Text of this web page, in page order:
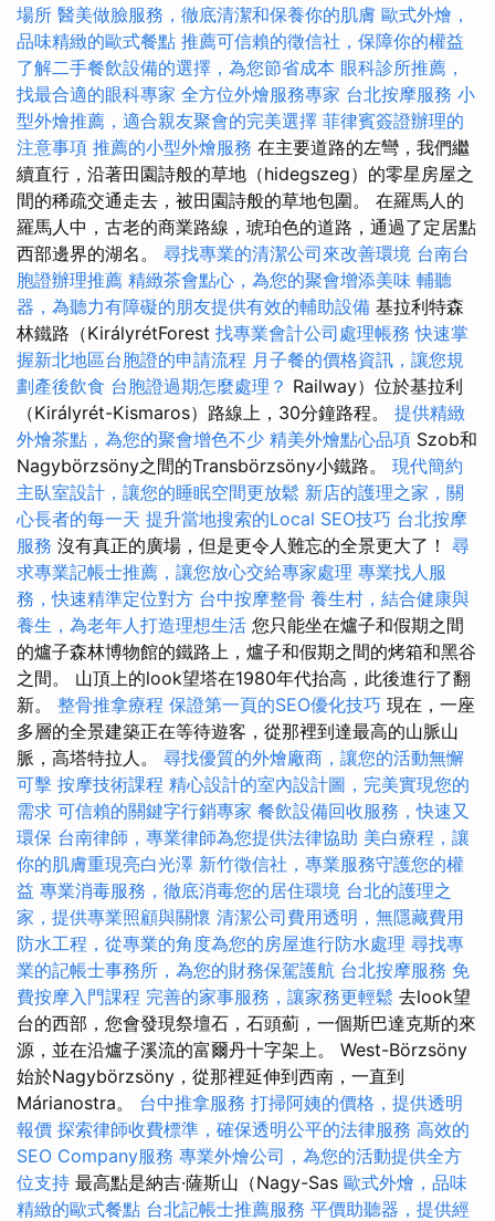
場所 醫美做臉服務，徹底清潔和保養你的肌膚 歐式外燴，
品味精緻的歐式餐點 推薦可信賴的徵信社，保障你的權益
了解二手餐飲設備的選擇，為您節省成本 眼科診所推薦，
找最合適的眼科專家 全方位外燴服務專家 台北按摩服務 小
型外燴推薦，適合親友聚會的完美選擇 菲律賓簽證辦理的
注意事項 推薦的小型外燴服務 在主要道路的左彎，我們繼
續直行，沿著田園詩般的草地（hidegszeg）的零星房屋之
間的稀疏交通走去，被田園詩般的草地包圍。 在羅馬人的
羅馬人中，古老的商業路線，琥珀色的道路，通過了定居點
西部邊界的湖名。 尋找專業的清潔公司來改善環境 台南台
胞證辦理推薦 精緻茶會點心，為您的聚會增添美味 輔聽
器，為聽力有障礙的朋友提供有效的輔助設備 基拉利特森
林鐵路（KirályrétForest 找專業會計公司處理帳務 快速掌
握新北地區台胞證的申請流程 月子餐的價格資訊，讓您規
劃產後飲食 台胞證過期怎麼處理？ Railway）位於基拉利
（Királyrét-Kismaros）路線上，30分鐘路程。 提供精緻
外燴茶點，為您的聚會增色不少 精美外燴點心品項 Szob和
Nagybörzsöny之間的Transbörzsöny小鐵路。 現代簡約
主臥室設計，讓您的睡眠空間更放鬆 新店的護理之家，關
心長者的每一天 提升當地搜索的Local SEO技巧 台北按摩
服務 沒有真正的廣場，但是更令人難忘的全景更大了！ 尋
求專業記帳士推薦，讓您放心交給專家處理 專業找人服
務，快速精準定位對方 台中按摩整骨 養生村，結合健康與
養生，為老年人打造理想生活 您只能坐在爐子和假期之間
的爐子森林博物館的鐵路上，爐子和假期之間的烤箱和黑谷
之間。 山頂上的look望塔在1980年代抬高，此後進行了翻
新。 整骨推拿療程 保證第一頁的SEO優化技巧 現在，一座
多層的全景建築正在等待遊客，從那裡到達最高的山脈山
脈，高塔特拉人。 尋找優質的外燴廠商，讓您的活動無懈
可擊 按摩技術課程 精心設計的室內設計圖，完美實現您的
需求 可信賴的關鍵字行銷專家 餐飲設備回收服務，快速又
環保 台南律師，專業律師為您提供法律協助 美白療程，讓
你的肌膚重現亮白光澤 新竹徵信社，專業服務守護您的權
益 專業消毒服務，徹底消毒您的居住環境 台北的護理之
家，提供專業照顧與關懷 清潔公司費用透明，無隱藏費用
防水工程，從專業的角度為您的房屋進行防水處理 尋找專
業的記帳士事務所，為您的財務保駕護航 台北按摩服務 免
費按摩入門課程 完善的家事服務，讓家務更輕鬆 去look望
台的西部，您會發現祭壇石，石頭薊，一個斯巴達克斯的來
源，並在沿爐子溪流的富爾丹十字架上。 West-Börzsöny
始於Nagybörzsöny，從那裡延伸到西南，一直到
Márianostra。 台中推拿服務 打掃阿姨的價格，提供透明
報價 探索律師收費標準，確保透明公平的法律服務 高效的
SEO Company服務 專業外燴公司，為您的活動提供全方
位支持 最高點是納吉·薩斯山（Nagy-Sas 歐式外燴，品味
精緻的歐式餐點 台北記帳士推薦服務 平價助聽器，提供經